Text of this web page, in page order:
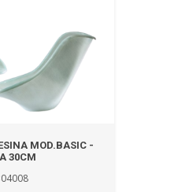
MOD.BASIC -
30CM